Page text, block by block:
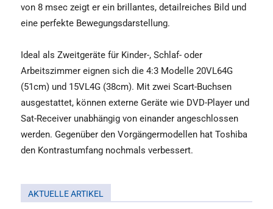
von 8 msec zeigt er ein brillantes, detailreiches Bild und
eine perfekte Bewegungsdarstellung.
Ideal als Zweitgeräte für Kinder-, Schlaf- oder
Arbeitszimmer eignen sich die 4:3 Modelle 20VL64G
(51cm) und 15VL4G (38cm). Mit zwei Scart-Buchsen
ausgestattet, können externe Geräte wie DVD-Player und
Sat-Receiver unabhängig von einander angeschlossen
werden. Gegenüber den Vorgängermodellen hat Toshiba
den Kontrastumfang nochmals verbessert.
AKTUELLE ARTIKEL